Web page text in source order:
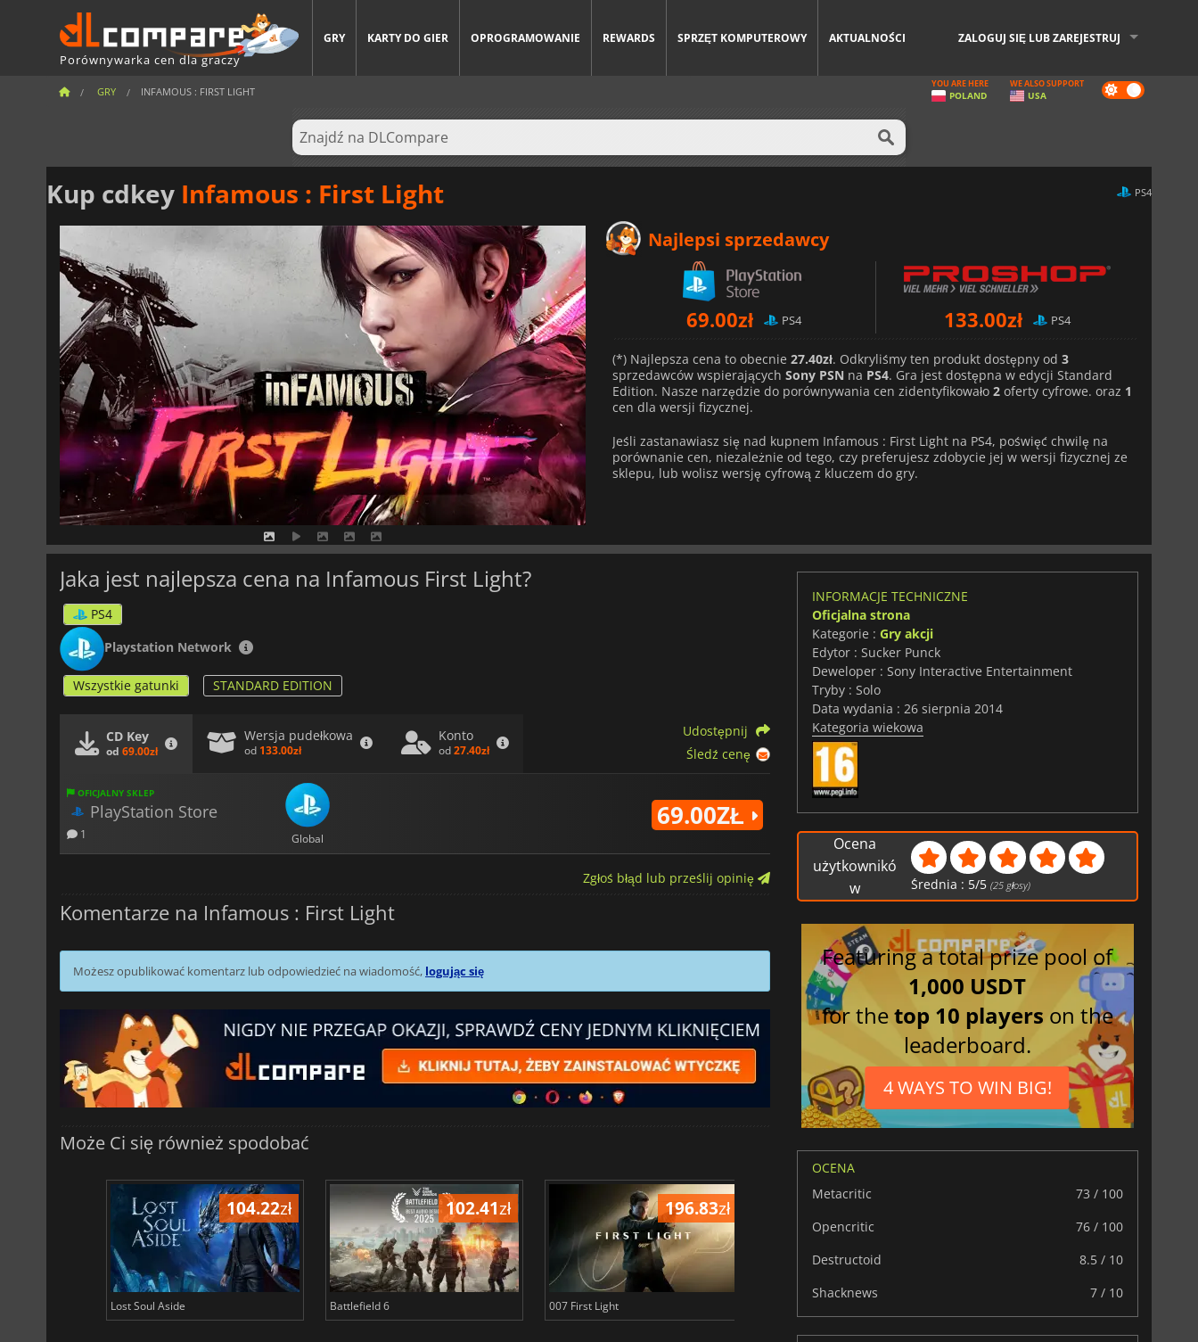
Porównywarka cen dla graczy
GRY KARTY DO GIER OPROGRAMOWANIE REWARDS SPRZĘT KOMPUTEROWY AKTUALNOŚCI ZALOGUJ SIĘ LUB ZAREJESTRUJ
GRY INFAMOUS : FIRST LIGHT Dark
mode
YOU ARE HERE
POLAND
WE ALSO SUPPORT
USA
Kup cdkey Infamous : First Light PS4
Najlepsi sprzedawcy
69.00zł PS4 133.00zł PS4
(*) Najlepsza cena to obecnie 27.40zł. Odkryliśmy ten produkt dostępny od 3
sprzedawców wspierających Sony PSN na PS4. Gra jest dostępna w edycji Standard
Edition. Nasze narzędzie do porównywania cen zidentyfikowało 2 oferty cyfrowe. oraz 1
cen dla wersji fizycznej.
Jeśli zastanawiasz się nad kupnem Infamous : First Light na PS4, poświęć chwilę na
porównanie cen, niezależnie od tego, czy preferujesz zdobycie jej w wersji fizycznej ze
sklepu, lub wolisz wersję cyfrową z kluczem do gry.
Jaka jest najlepsza cena na Infamous First Light?
PS4
Playstation Network
Wszystkie gatunki STANDARD EDITION
CD Key
od 69.00zł
Wersja pudełkowa
od 133.00zł
Konto
od27.40zł
Udostępnij
Śledź cenę
OFICJALNY SKLEP
PlayStation Store
1 Global
69.00ZŁ
Zgłoś błąd lub prześlij opinię
Komentarze na Infamous : First Light
Możesz opublikować komentarz lub odpowiedzieć na wiadomość, logując się
Może Ci się również spodobać
104.22zł
Lost Soul Aside
102.41zł
Battlefield 6
196.83zł
007 First Light
INFORMACJE TECHNICZNE
Oficjalna strona
Kategorie : Gry akcji
Edytor : Sucker Punck
Deweloper : Sony Interactive Entertainment
Tryby : Solo
Data wydania : 26 sierpnia 2014
Kategoria wiekowa
Ocena
użytkownikó
w
Średnia : 5/5 (25 głosy)
Featuring a total prize pool of
1,000 USDT
for thetop 10 players on the
leaderboard.
4 WAYS TO WIN BIG!
OCENA
Metacritic
73 / 100
Opencritic
76 / 100
Destructoid
8.5 / 10
Shacknews
7 / 10